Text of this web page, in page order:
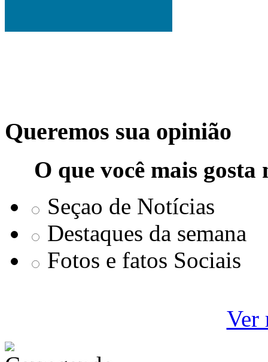
Queremos sua opinião
O que você mais
Seçao de Notícias
Destaques da semana
Fotos e fatos Sociais
Ver